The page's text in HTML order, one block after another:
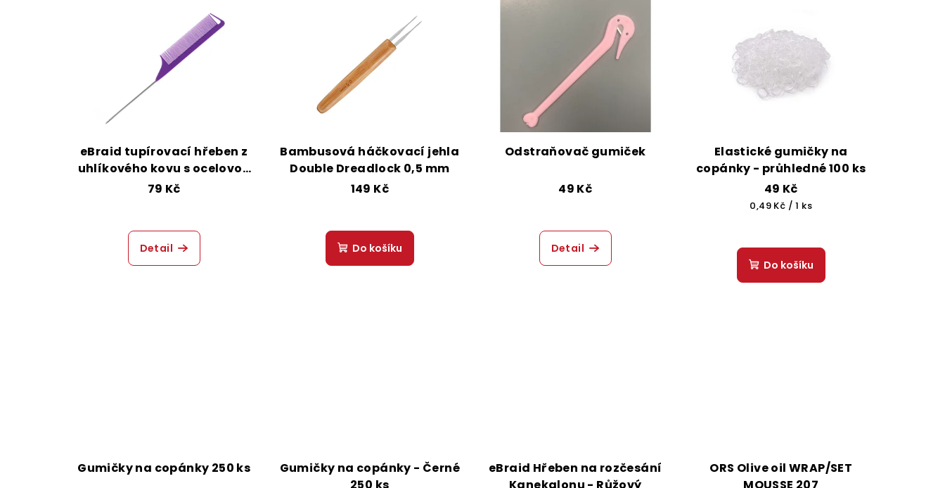
eBraid tupírovací hřeben z
uhlíkového kovu s ocelovou
jehlicí - Violet
79 Kč
Detail
Bambusová háčkovací jehla
Double Dreadlock 0,5 mm
149 Kč
Do košíku
Odstraňovač gumiček
49 Kč
Detail
Elastické gumičky na
copánky - průhledné 100 ks
49 Kč
Měrná
0,49 Kč / 1 ks
Do košíku
Gumičky na copánky 250 ks
Gumičky na copánky - Černé
250 ks
eBraid Hřeben na rozčesání
Kanekalonu - Růžový
ORS Olive oil WRAP/SET
MOUSSE 207